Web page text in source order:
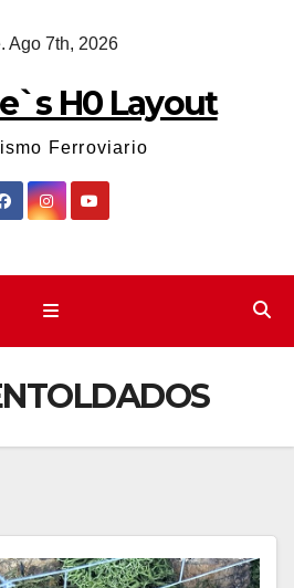
Ago 7th, 2026
H0 Layout
Ferroviario